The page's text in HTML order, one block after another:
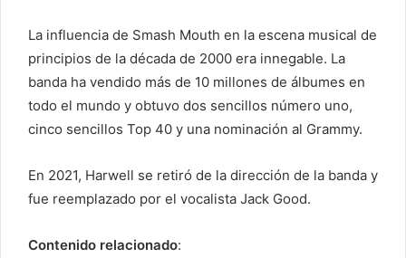
La influencia de Smash Mouth en la escena musical de
principios de la década de 2000 era innegable. La
banda ha vendido más de 10 millones de álbumes en
todo el mundo y obtuvo dos sencillos número uno,
cinco sencillos Top 40 y una nominación al Grammy.
En 2021, Harwell se retiró de la dirección de la banda y
fue reemplazado por el vocalista Jack Good.
Contenido relacionado: